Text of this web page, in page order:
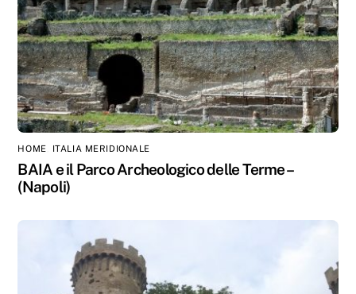
HOME ITALIA MERIDIONALE
BAIA e il Parco Archeologico delle Terme –
(Napoli)